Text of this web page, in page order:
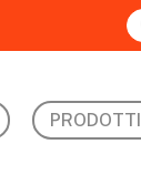
PRODOTTI